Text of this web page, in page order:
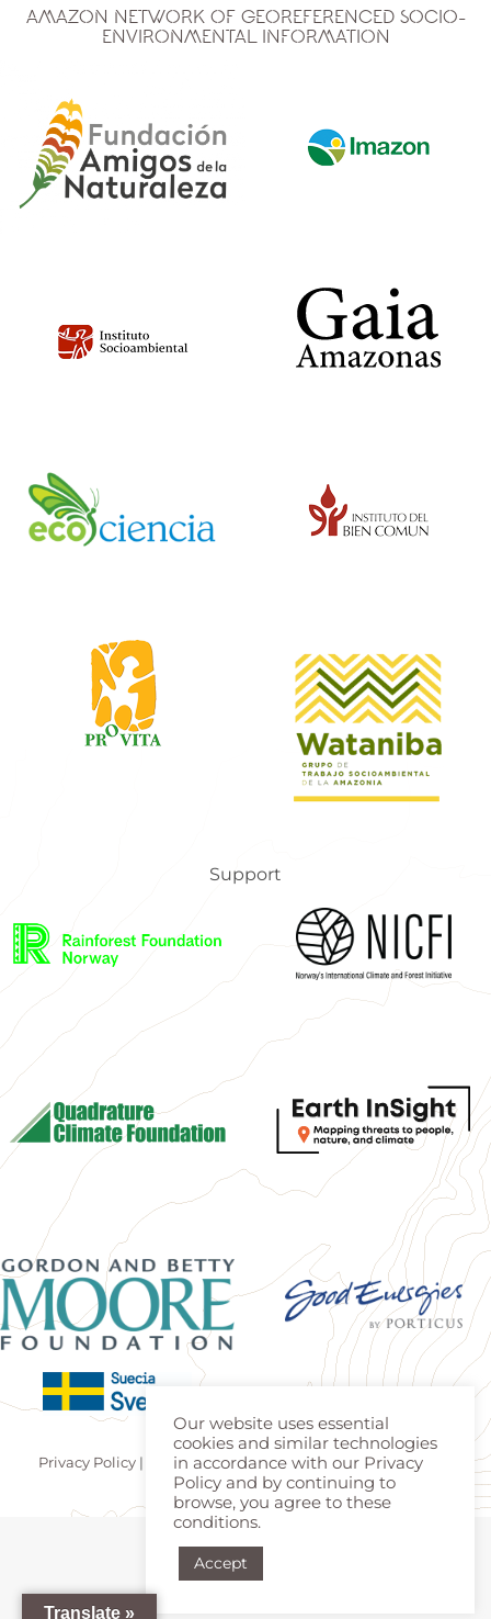
Amazon Network of Georeferenced Socio-
Environmental Information
Support
Privacy Policy | Terms of use| Made byEstúdio Teca|Login
Our website uses essential
cookies and similar technologies
in accordance with our Privacy
Policy and by continuing to
browse, you agree to these
conditions.
Accept
Translate »